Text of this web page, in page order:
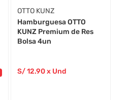
OTTO KUNZ
Hamburguesa OTTO
KUNZ Premium de Res
Bolsa 4un
S/12.90x Und